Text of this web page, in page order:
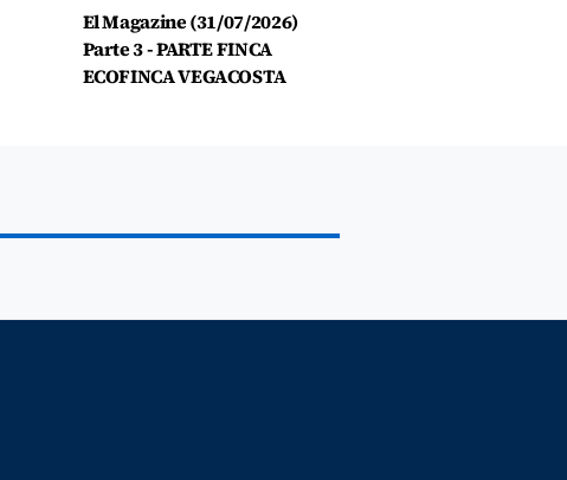
El Magazine (31/07/2026)
Parte 3 - PARTE FINCA
ECOFINCA VEGACOSTA